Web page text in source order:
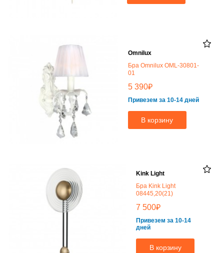
Omnilux
Бра Omnilux OML-30801-
01
5 390₽
Привезем за 10-14 дней
В корзину
Kink Light
Бра Kink Light
08445,20(21)
7 500₽
Привезем за 10-14
дней
В корзину